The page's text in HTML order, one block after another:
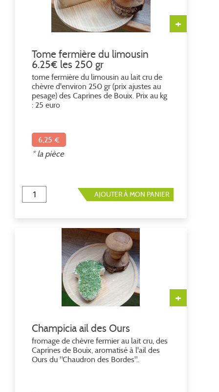
+
Tome fermière du limousin
6.25€ les 250 gr
tome fermière du limousin au lait cru de
chèvre d'environ 250 gr (prix ajustes au
pesage) des Caprines de Bouix. Prix au kg
: 25 euro
6,25 €
* la pièce
AJOUTER À MON PANIER
+
Champicia ail des Ours
fromage de chèvre fermier au lait cru, des
Caprines de Bouix, aromatisé à l'ail des
Ours du "Chaudron des Bordes"..